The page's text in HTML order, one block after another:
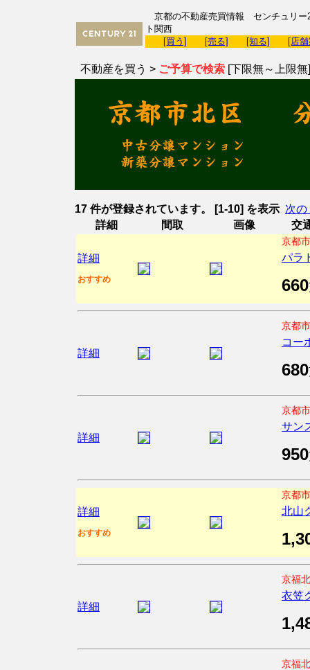
京都の不動産売買情報 センチュリー
ト関西
[買う]
[売る] [知る] [店
不動産を買う > ご予算で検索 [下限無～上限無]
17 件が登録されています。 [1-10] を表示 次の
詳細
間取 画像 交
詳細
おすすめ
京都
パラ
660
詳細
京都
コー
680
詳細
京都
サン
950
詳細
おすすめ
京都
北山
詳細
京福
衣笠
京福